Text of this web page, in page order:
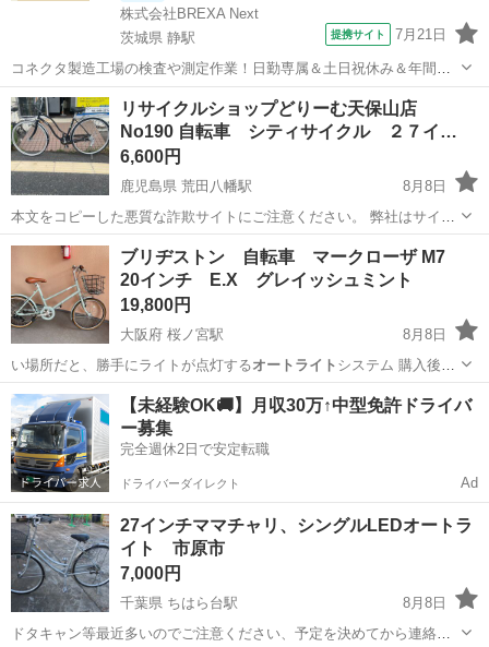
株式会社BREXA Next
茨城県 静駅
提携サイト 7月21日
コネクタ製造工場の検査や測定作業！日勤専属＆土日祝休み＆年間休
日128日★クリーンルーム内作業★マイカー通勤OK＆無料駐車場あり
★就業先食堂利用可！日払い制度あり！《茨城県常陸大宮市》 人気の
工場のお仕事 ◇コネクタ製造工...
茨城 常陸大宮市 静駅 その他
リサイクルショップどりーむ天保山店
No190 自転車 シティサイクル ２７イ…
6,600円
鹿児島県 荒田八幡駅
8月8日
本文をコピーした悪質な詐欺サイトにご注意ください。 弊社はサイト
内でのクレジット決済や銀行振り込みを致しておりません。 リサイク
ルショップどりーむ掲載商品を ご覧下さいまして誠にありがとうござ
います。 どりー...
鹿児島 鹿児島市 荒田八幡駅 その他 店舗
ブリヂストン 自転車 マークローザ M7
20インチ E.X グレイッシュミント
19,800円
大阪府 桜ノ宮駅
8月8日
い場所だと、勝手にライトが点灯するオートライト システム 購入後、
余り乗らなか…
大阪 大阪市 桜ノ宮駅 自転車
【未経験OK🚚】月収30万↑中型免許ドライバ
ー募集
完全週休2日で安定転職
ドライバーダイレクト Ad
27インチママチャリ、シングルLEDオートラ
イト 市原市
7,000円
千葉県 ちはら台駅
8月8日
ドタキャン等最近多いのでご注意ください、予定を決めてから連絡く